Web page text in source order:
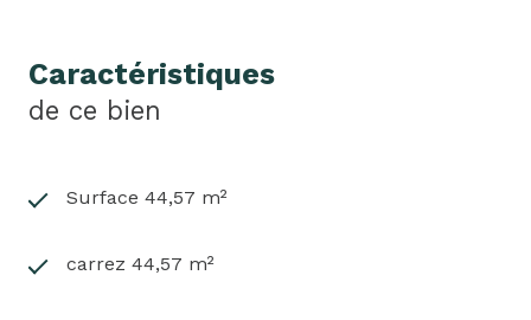
Caractéristiques
de ce bien
Surface 44,57 m²
carrez 44,57 m²